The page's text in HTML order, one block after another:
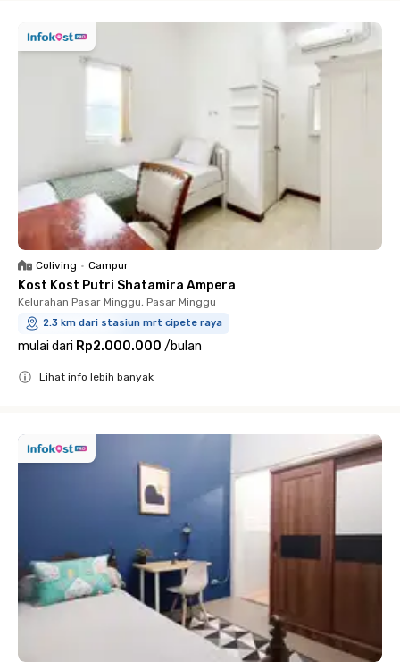
Coliving • Campur
Kost Kost Putri Shatamira Ampera
Kelurahan Pasar Minggu, Pasar Minggu
2.3 km dari stasiun mrt cipete raya
mulai dari Rp2.000.000 /bulan
Lihat info lebih banyak